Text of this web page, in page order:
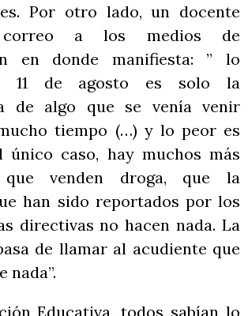
Por otro lado, un docente
a los medios de
en donde manifiesta: ” lo
11 de agosto es solo la
de algo que se venía venir
tiempo (…) y lo peor es
único caso, hay muchos más
que venden droga, que la
han sido reportados por los
directivas no hacen nada. La
de llamar al acudiente que
nada”.
Educativa, todos sabían lo